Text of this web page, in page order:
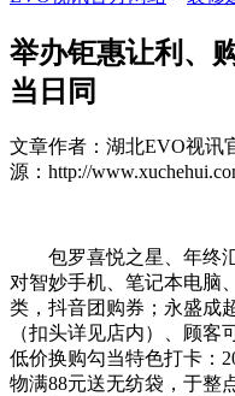
举办钜惠让利、
当日同
文章作者：湖北EVO视讯
源：http://
包罗喜悦之星、年终汇
对智妙手机、笔记本电脑
类，抖音团购券；永盛成
（扣头详见店内）、顾客
低价换购勾当特色打卡：
物满88元送无纺袋，于整